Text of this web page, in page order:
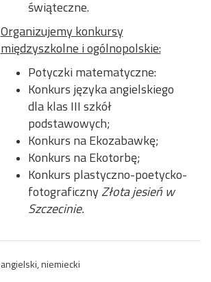
świąteczne.
Organizujemy konkursy
międzyszkolne i ogólnopolskie:
Potyczki matematyczne:
Konkurs języka angielskiego
dla klas III szkół
podstawowych;
Konkurs na Ekozabawkę;
Konkurs na Ekotorbę;
Konkurs plastyczno-poetycko-
fotograficznyZłota jesień w
Szczecinie.
angielski, niemiecki